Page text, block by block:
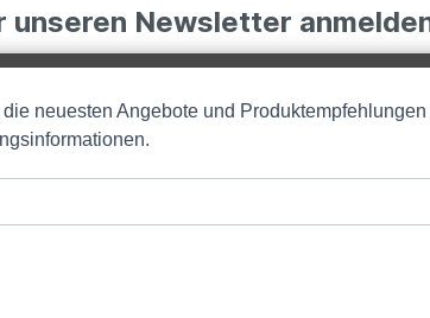
Newsletter
neuesten Angebote und